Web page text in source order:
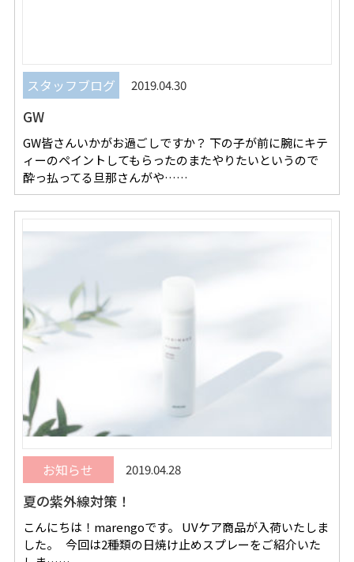
RECRUIT 採用情報
お電話でご予約
スタッフブログ 2019.04.30
GW
GW皆さんいかがお過ごしですか？ 下の子が前に腕にキテ
ィーのペイントしてもらったのまたやりたいというので
酔っ払ってる旦那さんがや……
お知らせ 2019.04.28
夏の紫外線対策！
こんにちは！marengoです。 UVケア商品が入荷いたしま
した。 今回は2種類の日焼け止めスプレーをご紹介いた